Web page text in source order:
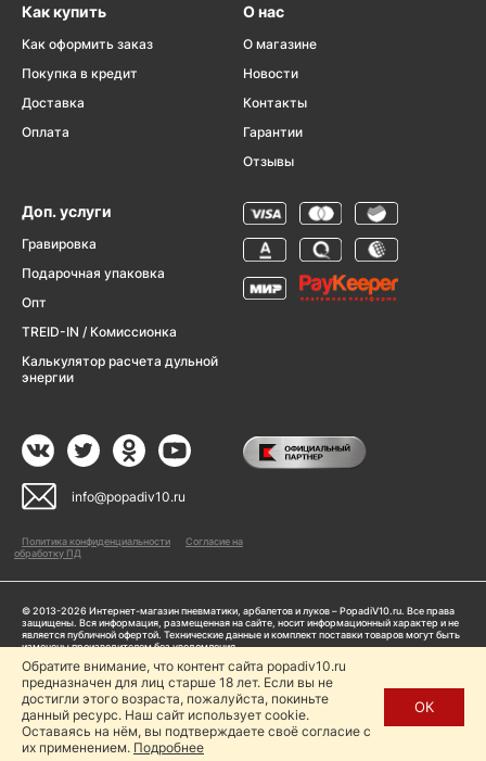
Как купить
Как оформить заказ
Покупка в кредит
Доставка
Оплата
О нас
О магазине
Новости
Контакты
Гарантии
Отзывы
Доп. услуги
Гравировка
Подарочная упаковка
Опт
TREID-IN / Комиссионка
Калькулятор расчета дульной
энергии
info@popadiv10.ru
Политика конфиденциальности
Согласие на
обработку ПД
© 2013-2026 Интернет-магазин пневматики, арбалетов и луков – PopadiV10.ru. Все права
защищены. Вся информация, размещенная на сайте, носит информационный характер и не
является публичной офертой. Технические данные и комплект поставки товаров могут быть
изменены производителем без уведомления
Пользуясь сайтом Popadiv10.ru, пользователь автоматически соглашается с условиями,
прописанными в
Политике конфиденциальности
Копирование любой информации (тексты, фото, видео и др.) с сайта Popadiv10 запрещено,
за исключением наличия письменного согласия администрации сайта Popadiv10.
Обратите внимание, что контент сайта popadiv10.ru
предназначен для лиц старше 18 лет. Если вы не
достигли этого возраста, пожалуйста, покиньте
данный ресурс. Наш сайт использует cookie.
Оставаясь на нём, вы подтверждаете своё согласие с
их применением. Подробнее
ОК